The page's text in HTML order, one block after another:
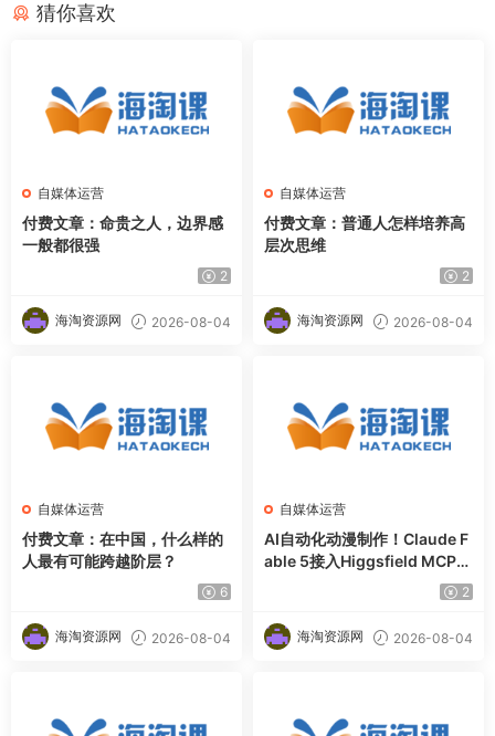
猜你喜欢
自媒体运营
付费文章：命贵之人，边界感
一般都很强
2
海淘资源网 2026-08-04
自媒体运营
付费文章：普通人怎样培养高
层次思维
2
海淘资源网 2026-08-04
自媒体运营
付费文章：在中国，什么样的
人最有可能跨越阶层？
6
海淘资源网 2026-08-04
自媒体运营
AI自动化动漫制作！Claude F
able 5接入Higgsfield MCP，
2
海淘资源网 2026-08-04